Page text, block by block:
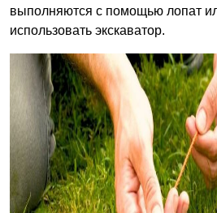
выполняются с помощью лопат
использовать экскаватор.